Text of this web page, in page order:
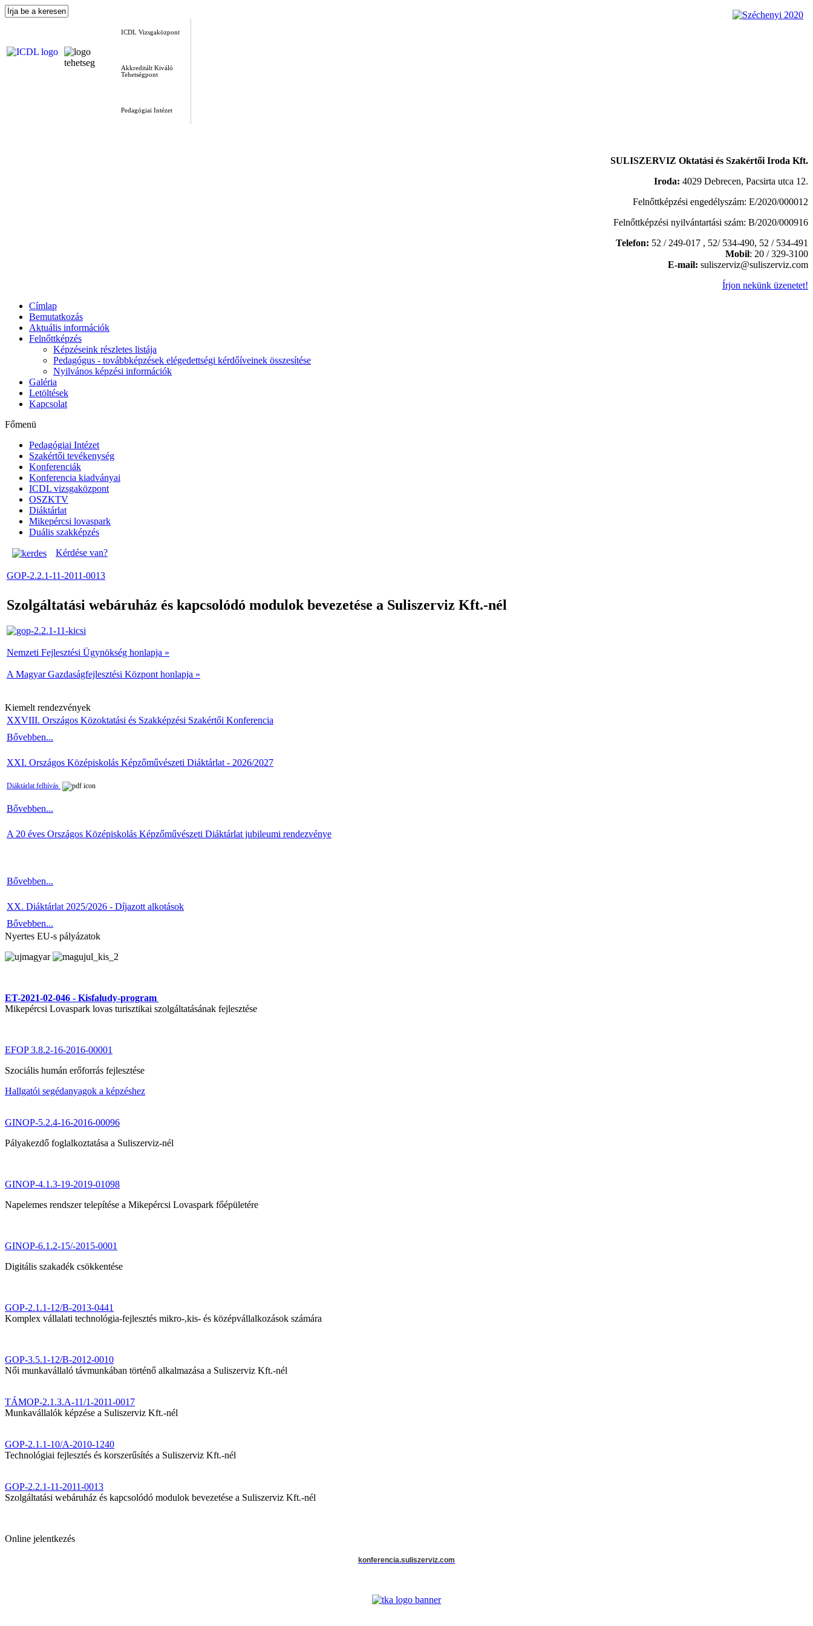
ICDL Vizsgaközpont
Akkreditált Kiváló
Tehetségpont
Pedagógiai Intézet
SULISZERVIZ Oktatási és Szakértői Iroda Kft.
Iroda: 4029 Debrecen, Pacsirta utca 12.
Felnőttképzési engedélyszám: E/2020/000012
Felnőttképzési nyilvántartási szám: B/2020/000916
Telefon: 52 / 249-017 , 52/ 534-490, 52 / 534-491
Mobil: 20 / 329-3100
E-mail: suliszerviz@suliszerviz.com
Írjon nekünk üzenetet!
Címlap
Bemutatkozás
Aktuális információk
Felnőttképzés
Képzéseink részletes listája
Pedagógus - továbbképzések elégedettségi kérdőíveinek összesítése
Nyilvános képzési információk
Galéria
Letöltések
Kapcsolat
Főmenü
Pedagógiai Intézet
Szakértői tevékenység
Konferenciák
Konferencia kiadványai
ICDL vizsgaközpont
OSZKTV
Diáktárlat
Mikepércsi lovaspark
Duális szakképzés
Kérdése van?
GOP-2.2.1-11-2011-0013
Szolgáltatási webáruház és kapcsolódó modulok bevezetése a Suliszerviz Kft.-nél
Nemzeti Fejlesztési Ügynökség honlapja »
A Magyar Gazdaságfejlesztési Központ honlapja »
Kiemelt rendezvények
XXVIII. Országos Közoktatási és Szakképzési Szakértői Konferencia
Bővebben...
XXI. Országos Középiskolás Képzőművészeti Diáktárlat - 2026/2027
Diáktárlat felhívás
Bővebben...
A 20 éves Országos Középiskolás Képzőművészeti Diáktárlat jubileumi rendezvénye
Bővebben...
XX. Diáktárlat 2025/2026 - Díjazott alkotások
Bővebben...
Nyertes EU-s pályázatok
ET-2021-02-046 - Kisfaludy-program
Mikepércsi Lovaspark lovas turisztikai szolgáltatásának fejlesztése
EFOP 3.8.2-16-2016-00001
Szociális humán erőforrás fejlesztése
Hallgatói segédanyagok a képzéshez
GINOP-5.2.4-16-2016-00096
Pályakezdő foglalkoztatása a Suliszerviz-nél
GINOP-4.1.3-19-2019-01098
Napelemes rendszer telepítése a Mikepércsi Lovaspark főépületére
GINOP-6.1.2-15/-2015-0001
Digitális szakadék csökkentése
GOP-2.1.1-12/B-2013-0441
Komplex vállalati technológia-fejlesztés mikro-,kis- és középvállalkozások számára
GOP-3.5.1-12/B-2012-0010
Női munkavállaló távmunkában történő alkalmazása a Suliszerviz Kft.-nél
TÁMOP-2.1.3.A-11/1-2011-0017
Munkavállalók képzése a Suliszerviz Kft.-nél
GOP-2.1.1-10/A-2010-1240
Technológiai fejlesztés és korszerűsítés a Suliszerviz Kft.-nél
GOP-2.2.1-11-2011-0013
Szolgáltatási webáruház és kapcsolódó modulok bevezetése a Suliszerviz Kft.-nél
Online jelentkezés
konferencia.suliszerviz.com